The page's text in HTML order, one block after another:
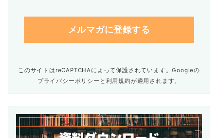
このサイトはreCAPTCHAによって保護されています。Googleの
プライバシーポリシー と 利用規約が適用されます。